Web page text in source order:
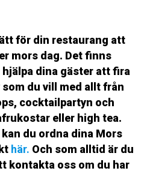
för din restaurang att
mors dag. Det finns
dina gäster att fira
du vill med allt från
cocktailpartyn och
eller high tea.
du ordna dina Mors
här. Och som alltid är du
kontakta oss om du har